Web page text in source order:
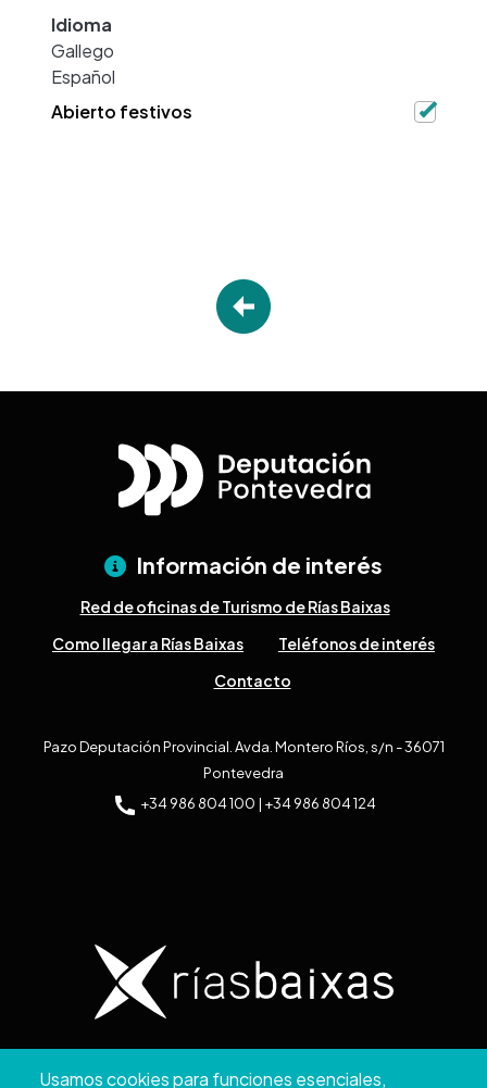
Idioma
Gallego
Español
Abierto festivos
Usamos cookies para funciones esenciales,
Información de interés
Red de oficinas de Turismo de Rías Baixas
Como llegar a Rías Baixas
Teléfonos de interés
Contacto
Pazo Deputación Provincial. Avda. Montero Ríos, s/n - 36071
Pontevedra
+34 986 804 100 | +34 986 804 124
Copyright © 2026. Diputación de Pontevedra.